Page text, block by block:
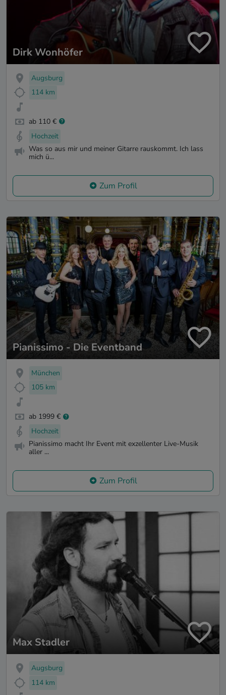
Dirk Wonhöfer
Augsburg
114 km
ab 110 €
Hochzeit
Was so aus mir und meiner Gitarre rauskommt. Ich lass
mich ü...
Zum Profil
Pianissimo - Die Eventband
München
105 km
ab 1999 €
Hochzeit
Pianissimo macht Ihr Event mit exzellenter Live-Musik
aller ...
Zum Profil
Max Stadler
Augsburg
114 km